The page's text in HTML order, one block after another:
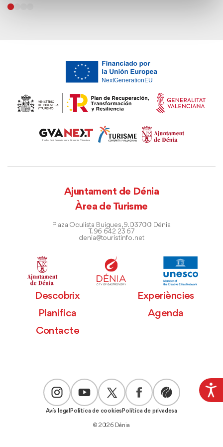
Ajuntament de Dénia
Àrea de Turisme
Plaza Oculista Buigues, 9. 03700 Dénia
T. 96 642 23 67
denia@touristinfo.net
Descobrix
Experiències
Planifica
Agenda
Contacte
Avís legalPolítica de cookiesPolítica de privadesa
© 2026 Dénia